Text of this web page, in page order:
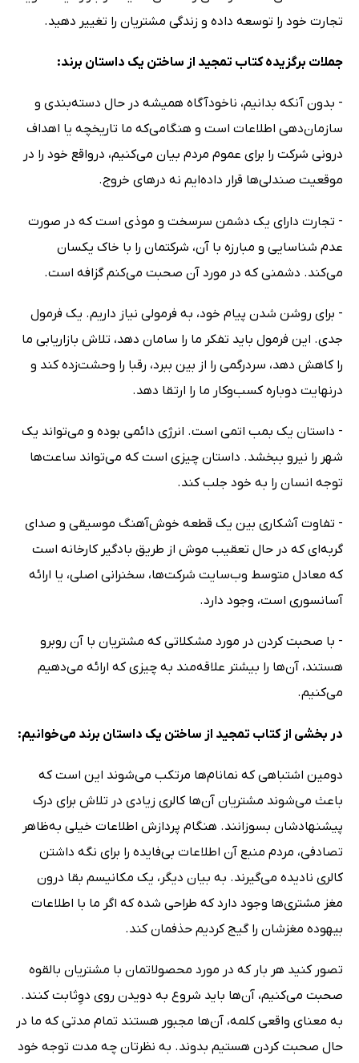
تجارت خود را توسعه داده و زندگی مشتریان را تغییر دهید.
جملات برگزیده کتاب تمجید از ساختن یک داستان برند:
- بدون آنکه بدانیم، ناخودآگاه همیشه در حال دسته‌بندی و
سازمان‌دهی اطلاعات است و هنگامی‌که ما تاریخچه یا اهداف
درونی شرکت را برای عموم مردم بیان می‌کنیم، درواقع خود را در
موقعیت صندلی‌ها قرار داده‌ایم نه درهای خروج.
- تجارت دارای یک دشمن سرسخت و موذی است که در صورت
عدم شناسایی و مبارزه با آن، شرکتمان را با خاک یکسان
می‌کند. دشمنی که در مورد آن صحبت می‌کنم گزافه است.
- برای روشن شدن پیام خود، به فرمولی نیاز داریم. یک فرمول
جدی. این فرمول باید تفکر ما را سامان دهد، تلاش بازاریابی ما
را کاهش دهد، سردرگمی را از بین ببرد، رقبا را وحشت‌زده کند و
درنهایت دوباره کسب‌وکار ما را ارتقا دهد.
- داستان یک بمب اتمی است. انرژی دائمی بوده و می‌تواند یک
شهر را نیرو ببخشد. داستان چیزی است که می‌تواند ساعت‌ها
توجه انسان را به خود جلب کند.
- تفاوت آشکاری بین یک قطعه خوش‌آهنگ موسیقی و صدای
گربه‌ای که در حال تعقیب موش از طریق بادگیر کارخانه است
که معادل متوسط وب‌سایت شرکت‌ها، سخنرانی اصلی، یا ارائه
آسانسوری است، وجود دارد.
- با صحبت کردن در مورد مشکلاتی که مشتریان با آن روبرو
هستند، آن‌ها را بیشتر علاقه‌مند به چیزی که ارائه می‌دهیم
می‌کنیم.
در بخشی از کتاب تمجید از ساختن یک داستان برند می‌خوانیم:
دومین اشتباهی که نمانام‌ها مرتکب می‌شوند این است که
باعث می‌شوند مشتریان آن‌ها کالری زیادی در تلاش برای درک
پیشنهادشان بسوزانند. هنگام پردازش اطلاعات خیلی به‌ظاهر
تصادفی، مردم منبع آن اطلاعات بی‌فایده را برای نگه داشتن
کالری نادیده می‌گیرند. به بیان دیگر، یک مکانیسم بقا درون
مغز مشتری‌ها وجود دارد که طراحی شده که اگر ما با اطلاعات
بیهوده مغزشان را گیج کردیم حذفمان کند.
تصور کنید هر بار که در مورد محصولاتمان با مشتریان بالقوه
صحبت می‌کنیم، آن‌ها باید شروع به دویدن روی دوِثابت کنند.
به معنای واقعی کلمه، آن‌ها مجبور هستند تمام مدتی که ما در
حال صحبت کردن هستیم بدوند. به نظرتان چه مدت توجه خود